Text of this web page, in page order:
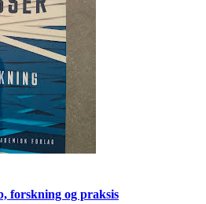
forskning og praksis